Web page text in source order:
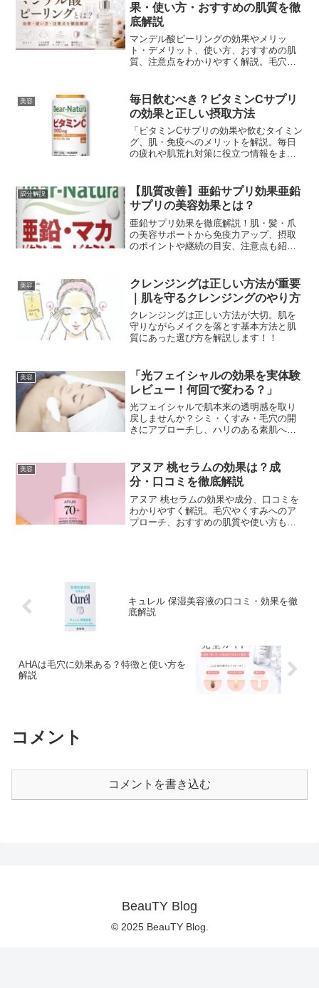
果・使い方・おすすめの肌質を徹
底解説
マンデル酸ピーリングの効果やメリッ
ト・デメリット、使い方、おすすめの肌
質、注意点をわかりやすく解説。毛穴・
美容
毎日飲むべき？ビタミンCサプリ
の効果と正しい摂取方法
「ビタミンCサプリの効果や飲むタイミン
グ、肌・免疫へのメリットを解説。毎日
の疲れや肌荒れ対策に役立つ情報をまと
成分解説
【肌質改善】亜鉛サプリ効果亜鉛
サプリの美容効果とは？
亜鉛サプリ効果を徹底解説！肌・髪・爪
の美容サポートから免疫力アップ、摂取
のポイントや継続の目安、注意点も紹介
美容
クレンジングは正しい方法が重要
｜肌を守るクレンジングのやり方
クレンジングは正しい方法が大切。肌を
守りながらメイクを落とす基本方法と肌
質にあった選び方を解説します！！
美容
「光フェイシャルの効果を実体験
レビュー！何回で変わる？」
光フェイシャルで肌本来の透明感を取り
戻しませんか？シミ・くすみ・毛穴の開
きにアプローチし、ハリのある素肌へ導
美容
アヌア 桃セラムの効果は？成
分・口コミを徹底解説
アヌア 桃セラムの効果や成分、口コミを
わかりやすく解説。毛穴やくすみへのア
プローチ、おすすめの肌質や使い方も紹
キュレル 保湿美容液の口コミ・効果を徹
底解説
AHAは毛穴に効果ある？特徴と使い方を
解説
コメント
コメントを書き込む
BeauTY Blog
© 2025 BeauTY Blog.